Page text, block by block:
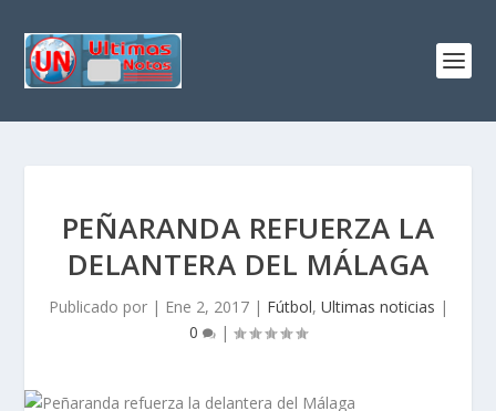
PEÑARANDA REFUERZA LA
DELANTERA DEL MÁLAGA
Publicado por | Ene 2, 2017| Fútbol, Ultimas noticias |
0
|